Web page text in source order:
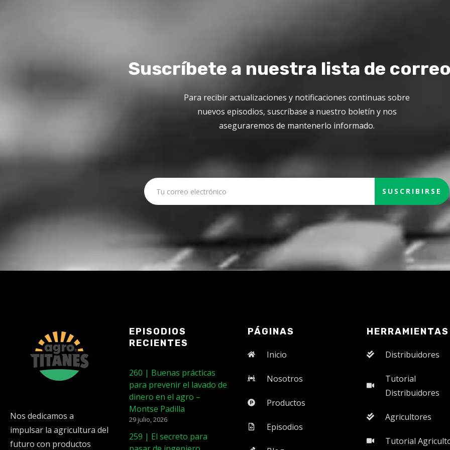
Suscríbete a nuestra lista de
Para recibir actualizaciones y notificaciones continuas sobre
nuevos episodios, suscríbase a nuestro boletín y nos
aseguraremos de mantenerlo informado.
Nos dedicamos a
impulsar la agricultura del
futuro con productos
EPISODIOS
RECIENTES
260 | Buenas prácticas
para prevenir el lavado de
dinero en el agro –
Montse Padilla
29 julio, 2026
259 | El secreto para
PÁGINAS
Inicio
Nosotros
Productos
Episodios
HERRAMIENTAS
Distribuidores
Tutorial
Distribuidores
Agricultores
Tutorial